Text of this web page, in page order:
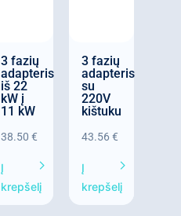
3 fazių
adapteris
iš 22
kW į
11 kW
38.50 €
Į
krepšelį
3 fazių
adapteris
su
220V
kištuku
43.56€
Į
krepšelį